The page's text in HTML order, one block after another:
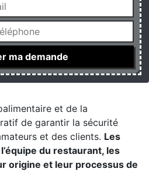
et de la
de garantir la sécurité
et des clients. Les
du restaurant, les
origine et leur processus de